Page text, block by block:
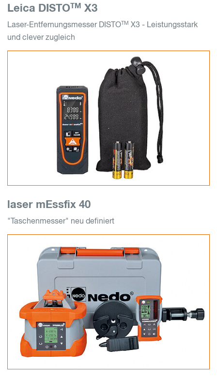
Leica DISTOTM X3
Laser-Entfernungsmesser DISTOTM X3 - Leistungsstark
und clever zugleich
laser mEssfix 40
"Taschenmesser" neu definiert